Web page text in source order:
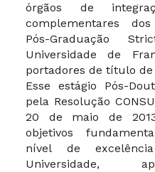
órgãos de
complementares
Pós-Graduação
Universidade de
portadores de título
Esse estágio Pós-
pela Resolução
20 de maio de
objetivos
nível de
Universidade,